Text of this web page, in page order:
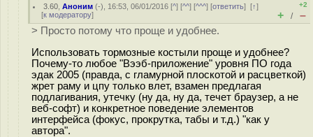
3.60 ,Аноним (-), 16:53, 06/01/2016 [^] [^^] [^^^] [ответить][↑]
[к модератору]
+2
+ / –
> Просто потому что проще и удобнее.
Использовать тормозные костыли проще и удобнее?
Почему-то любое "Вээб-приложение" уровня ПО года
эдак 2005 (правда, с гламурной плоскотой и расцветкой)
жрет раму и цпу только влет, взамен предлагая
подлагивания, утечку (ну да, ну да, течет браузер, а не
веб-софт) и конкретное поведение элементов
интерфейса (фокус, прокрутка, табы и т.д.) "как у
автора".